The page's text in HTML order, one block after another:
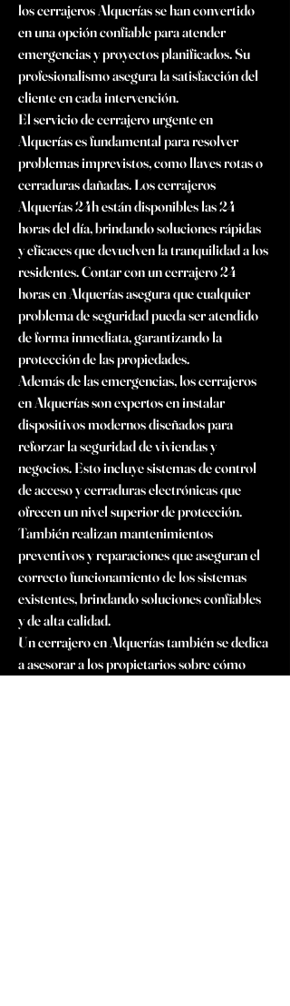
los cerrajeros Alquerías se han convertido
en una opción confiable para atender
emergencias y proyectos planificados. Su
profesionalismo asegura la satisfacción del
cliente en cada intervención.
El servicio de cerrajero urgente en
Alquerías es fundamental para resolver
problemas imprevistos, como llaves rotas o
cerraduras dañadas. Los cerrajeros
Alquerías 24h están disponibles las 24
horas del día, brindando soluciones rápidas
y eficaces que devuelven la tranquilidad a los
residentes. Contar con un cerrajero 24
horas en Alquerías asegura que cualquier
problema de seguridad pueda ser atendido
de forma inmediata, garantizando la
protección de las propiedades.
Además de las emergencias, los cerrajeros
en Alquerías son expertos en instalar
dispositivos modernos diseñados para
reforzar la seguridad de viviendas y
negocios. Esto incluye sistemas de control
de acceso y cerraduras electrónicas que
ofrecen un nivel superior de protección.
También realizan mantenimientos
preventivos y reparaciones que aseguran el
correcto funcionamiento de los sistemas
existentes, brindando soluciones confiables
y de alta calidad.
Un cerrajero en Alquerías también se dedica
a asesorar a los propietarios sobre cómo